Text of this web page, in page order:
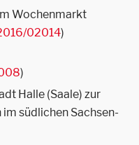
Wochenmarkt
02014)
)
Halle (Saale) zur
südlichen Sachsen-